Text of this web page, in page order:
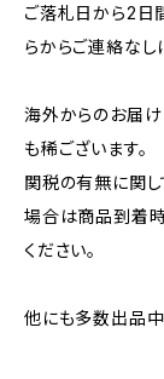
ご落札日から2日
らからご連絡なし
海外からのお届
も稀ございます。
関税の有無に関し
場合は商品到着
ください。
他にも多数出品中